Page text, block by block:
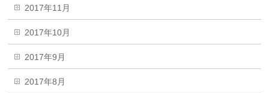
2017年11月
2017年10月
2017年9月
2017年8月